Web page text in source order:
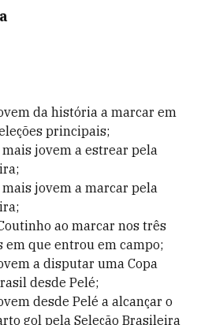
da história a marcar em
principais;
jovem a estrear pela
jovem a marcar pela
ao marcar nos três
que entrou em campo;
a disputar uma Copa
desde Pelé;
desde Pelé a alcançar o
gol pela Seleção Brasileira